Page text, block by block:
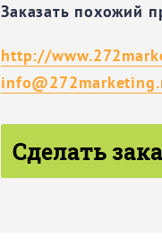
Заказать похожий
http://
Сделать